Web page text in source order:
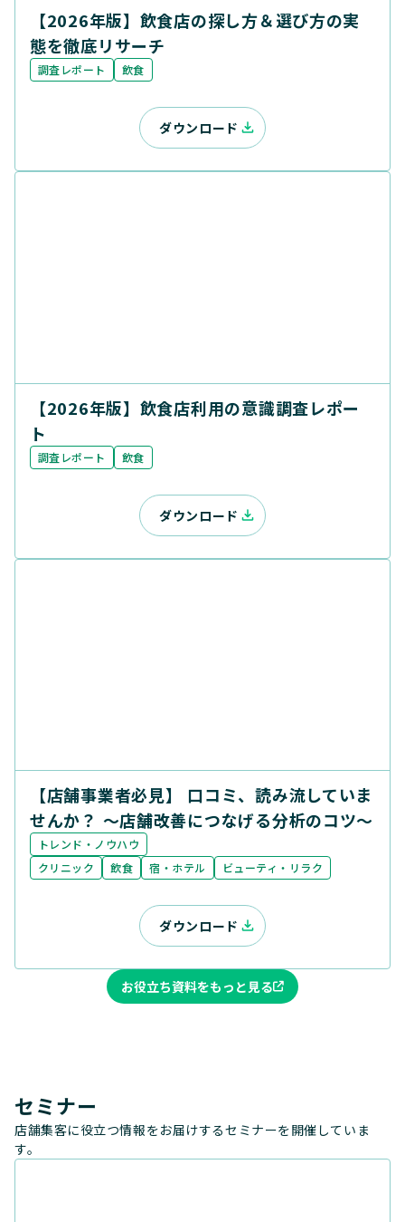
【2026年版】飲食店の探し方＆選び方の実
態を徹底リサーチ
調査レポート 飲食
ダウンロード
【2026年版】飲食店利用の意識調査レポー
ト
調査レポート 飲食
ダウンロード
【店舗事業者必見】 口コミ、読み流していま
せんか？ ～店舗改善につなげる分析のコツ～
トレンド・ノウハウ
クリニック
飲食 宿・ホテル ビューティ・リラク
ダウンロード
お役立ち資料をもっと見る
セミナー
店舗集客に役立つ情報をお届けするセミナーを開催していま
す。